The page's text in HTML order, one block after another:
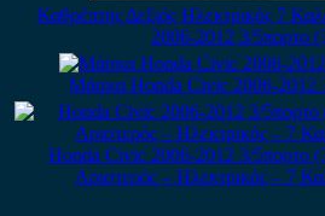
Καθρέπτης Δεξιός Ηλεκτρικός 7
2006-2012 3/5πορτο
Μάσκα Honda Civic 2006-2012
Honda Civic 2006-2012 3/5πορτο
Αριστερός – Ηλεκτρικός – 7